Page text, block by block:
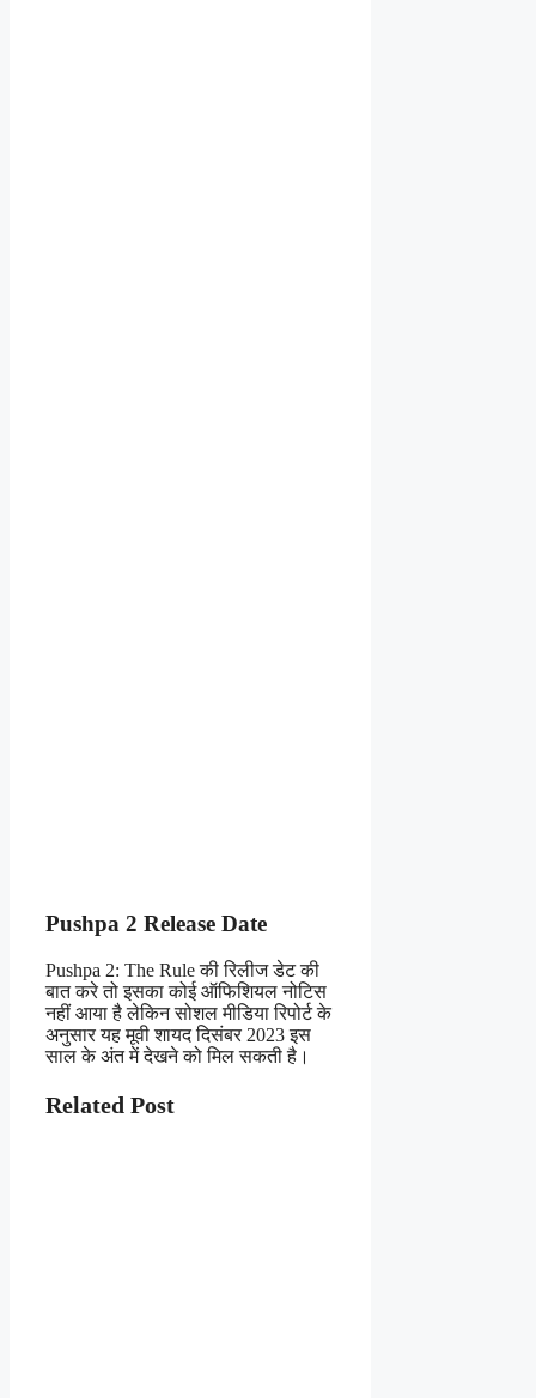
Pushpa 2 Release Date
Pushpa 2: The Rule की रिलीज डेट की
बात करे तो इसका कोई ऑफिशियल नोटिस
नहीं आया है लेकिन सोशल मीडिया रिपोर्ट के
अनुसार यह मूवी शायद दिसंबर 2023 इस
साल के अंत में देखने को मिल सकती है।
Related Post